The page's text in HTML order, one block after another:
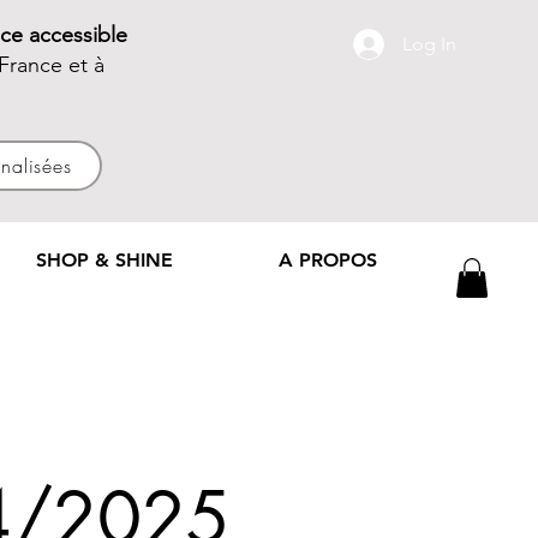
accessible
et à
Log In
SHOP & SHINE A PROPOS
2025